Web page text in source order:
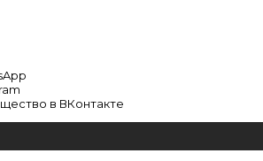
в ВКонтакте